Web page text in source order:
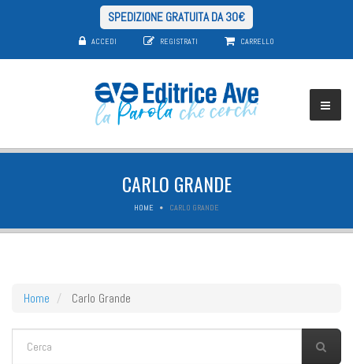
SPEDIZIONE GRATUITA DA 30€
ACCEDI REGISTRATI CARRELLO
CARLO GRANDE
HOME CARLO GRANDE
Home Carlo Grande
FORM DI RICERCA